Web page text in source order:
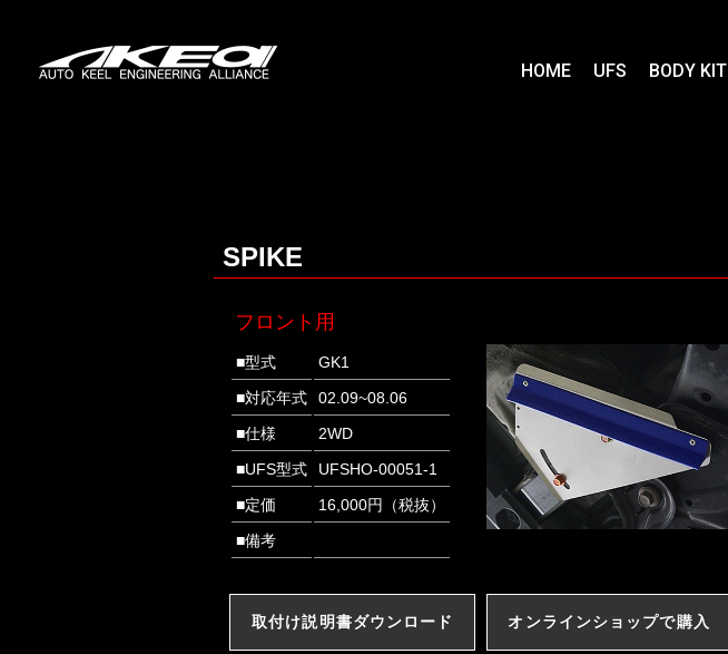
HOME UFS BODY KIT
SPIKE
フロント用
■型式
GK1
■対応年式
02.09~08.06
■仕様
2WD
■UFS型式
UFSHO-00051-1
■定価
16,000円（税抜）
■備考
取付け説明書ダウンロード オンラインショップで購入